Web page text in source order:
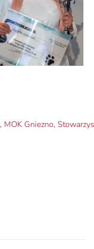
, MOK Gniezno,